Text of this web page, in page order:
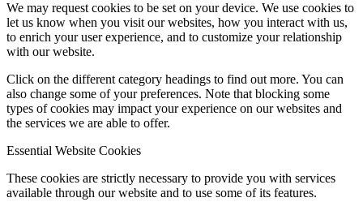
We may request cookies to be set on your device. We use cookies to
let us know when you visit our websites, how you interact with us,
to enrich your user experience, and to customize your relationship
with our website.
Click on the different category headings to find out more. You can
also change some of your preferences. Note that blocking some
types of cookies may impact your experience on our websites and
the services we are able to offer.
Essential Website Cookies
These cookies are strictly necessary to provide you with services
available through our website and to use some of its features.